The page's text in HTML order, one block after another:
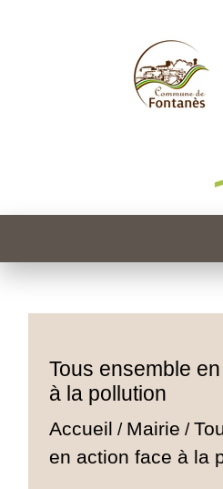
Tous ensemble
à la pollution
Accueil / Mairie /
en action face à la